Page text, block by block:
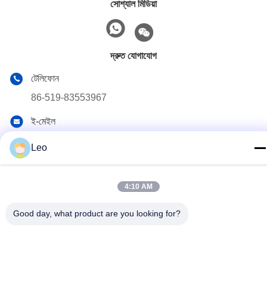
সোশ্যাল মিডিয়া
দ্রুত যোগাযোগ
টেলিফোন
86-519-83553967
ই-মেইল
ঠিকানা
হাই-টেক ইন্ডাস্ট্রিয়াল পার্ক উজিন জোন, চাংঝু, জিয়াংসু প্রদেশ, চীন
গোপনীয়তা নীতি
সাইটম্যাপ
Leo
4:10 AM
Good day, what product are you looking for?